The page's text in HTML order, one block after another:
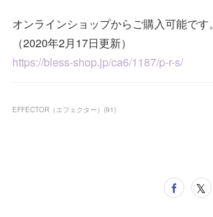
オンラインショップからご購入可能です。
（2020年2月17日更新）
https://bless-shop.jp/ca6/1187/p-r-s/
EFFECTOR（エフェクター） (91)